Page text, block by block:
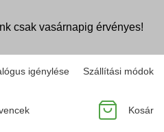
csak vasárnapig érvényes!
igénylése Szállítási módok
Kosár